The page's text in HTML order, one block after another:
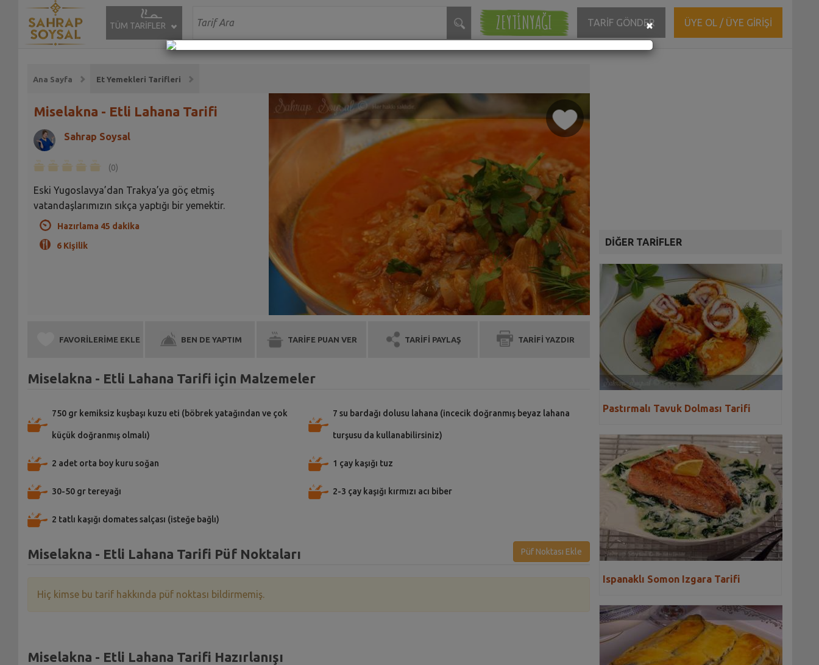
TÜM TARİFLER ZEYTİNYAĞI TARİF GÖNDER ÜYE OL / ÜYE GİRİŞİ
Ana Sayfa Et Yemekleri Tarifleri
Miselakna - Etli Lahana Tarifi
Sahrap Soysal
(0)
Eski Yugoslavya’dan Trakya’ya göç etmiş
vatandaşlarımızın sıkça yaptığı bir yemektir.
Hazırlama 45 dakika
6 Kişilik
FAVORİLERİME EKLE BEN DE YAPTIM TARİFE PUAN VER TARİFİ PAYLAŞ TARİFİ YAZDIR
Miselakna - Etli Lahana Tarifi için Malzemeler
750 gr kemiksiz kuşbaşı kuzu eti (böbrek yatağından ve çok
küçük doğranmış olmalı)
2 adet orta boy kuru soğan
30-50 gr tereyağı
2 tatlı kaşığı domates salçası (isteğe bağlı)
7 su bardağı dolusu lahana (incecik doğranmış beyaz lahana
turşusu da kullanabilirsiniz)
1 çay kaşığı tuz
2-3 çay kaşığı kırmızı acı biber
Miselakna - Etli Lahana Tarifi Püf Noktaları Püf Noktası Ekle
Hiç kimse bu tarif hakkında püf noktası bildirmemiş.
Miselakna - Etli Lahana Tarifi Hazırlanışı
DİĞER TARİFLER
Pastırmalı Tavuk Dolması Tarifi
Ispanaklı Somon Izgara Tarifi
×Close